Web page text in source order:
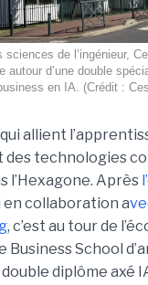
de l’ingénieur,
autour d’une double
en IA. (Crédit :
allient
des technologies
l’Hexagone. Après
en collaboration a
, c’est au tour de
Business School
double diplôme axé